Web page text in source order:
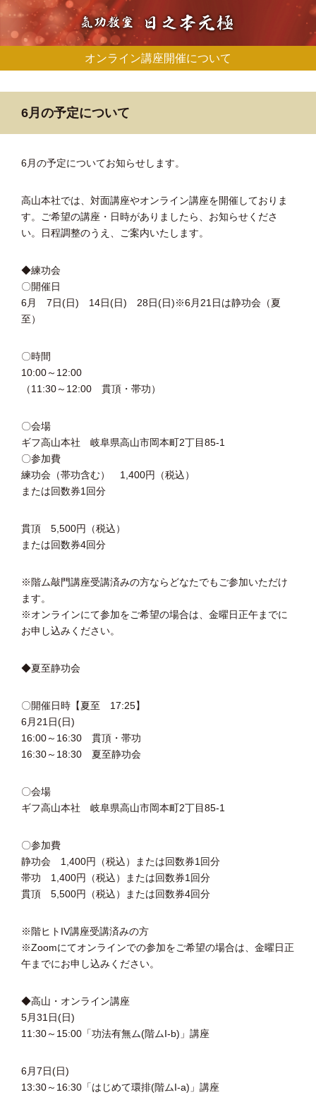
オンライン講座開催について
6月の予定について
6月の予定についてお知らせします。
高山本社では、対面講座やオンライン講座を開催しておりま
す。ご希望の講座・日時がありましたら、お知らせくださ
い。日程調整のうえ、ご案内いたします。
◆練功会
〇開催日
6月 7日(日) 14日(日) 28日(日)※6月21日は静功会（夏
至）
〇時間
10:00～12:00
（11:30～12:00 貫頂・帯功）
〇会場
ギフ高山本社 岐阜県高山市岡本町2丁目85-1
〇参加費
練功会（帯功含む） 1,400円（税込）
または回数券1回分
貫頂 5,500円（税込）
または回数券4回分
※階ム敲門講座受講済みの方ならどなたでもご参加いただけ
ます。
※オンラインにて参加をご希望の場合は、金曜日正午までに
お申し込みください。
◆夏至静功会
〇開催日時【夏至 17:25】
6月21日(日)
16:00～16:30 貫頂・帯功
16:30～18:30 夏至静功会
〇会場
ギフ高山本社 岐阜県高山市岡本町2丁目85-1
〇参加費
静功会 1,400円（税込）または回数券1回分
帯功 1,400円（税込）または回数券1回分
貫頂 5,500円（税込）または回数券4回分
※階ヒトIV講座受講済みの方
※Zoomにてオンラインでの参加をご希望の場合は、金曜日正
午までにお申し込みください。
◆高山・オンライン講座
5月31日(日)
11:30～15:00「功法有無ム(階ムI-b)」講座
6月7日(日)
13:30～16:30「はじめて環排(階ムI-a)」講座